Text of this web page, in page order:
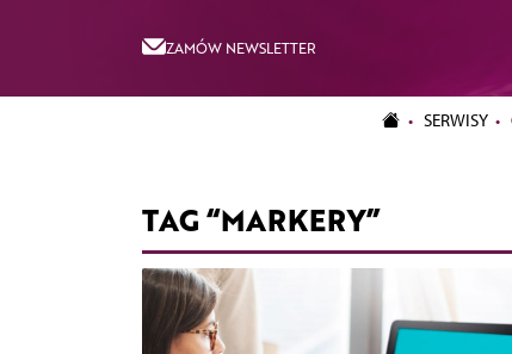
ZAMÓW NEWSLETTER
SERWISY
TAG “MARKERY”